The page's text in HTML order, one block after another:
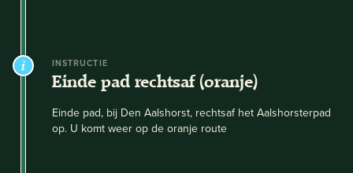
INSTRUCTIE
Einde pad rechtsaf (oranje)
Einde pad, bij Den Aalshorst, rechtsaf het Aalshorsterpad
op. U komt weer op de oranje route